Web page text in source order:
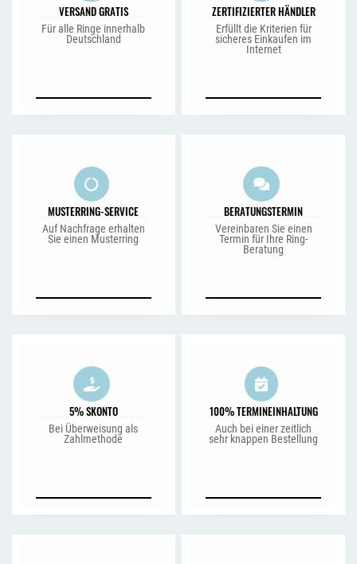
VERSAND GRATIS
Für alle Ringe innerhalb
Deutschland
ZERTIFIZIERTER HÄNDLER
Erfüllt die Kriterien für
sicheres Einkaufen im
Internet
MUSTERRING-SERVICE
Auf Nachfrage erhalten
Sie einen Musterring
BERATUNGSTERMIN
Vereinbaren Sie einen
Termin für Ihre Ring-
Beratung
5% SKONTO
Bei Überweisung als
Zahlmethode
100% TERMINEINHALTUNG
Auch bei einer zeitlich
sehr knappen Bestellung